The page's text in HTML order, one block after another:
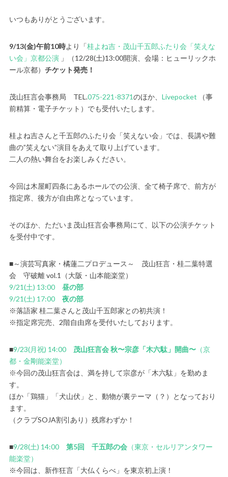
いつもありがとうございます。
9/13(金)午前10時より「桂よね吉・茂山千五郎ふたり会「笑えな
い会」京都公演 」（12/28(土)13:00開演、会場：ヒューリックホ
ール京都） チケット発売！
茂山狂言会事務局 TEL.075-221-8371のほか、 Livepocket （事
前精算・電子チケット）でも受付いたします。
桂よね吉さんと千五郎のふたり会「笑えない会」では、長講や難
曲の”笑えない”演目をあえて取り上げています。
二人の熱い舞台をお楽しみください。
今回は木屋町四条にあるホールでの公演、全て椅子席で、前方が
指定席、後方が自由席となっています。
そのほか、ただいま茂山狂言会事務局にて、以下の公演チケット
を受付中です。
■～演芸写真家・橘蓮二プロデュース～ 茂山狂言・桂二葉特選
会 守破離 vol.1（大阪・山本能楽堂）
9/21(土) 13:00 昼の部
9/21(土) 17:00 夜の部
※落語家 桂二葉さんと茂山千五郎家との初共演！
※指定席完売、2階自由席を受付いたしております。
■9/23(月祝) 14:00 茂山狂言会 秋〜宗彦「木六駄」開曲〜（京
都・金剛能楽堂）
※今回の茂山狂言会は、満を持して宗彦が「木六駄」を勤めま
す。
ほか「鶏猫」「犬山伏」と、動物が裏テーマ（？）となっており
ます。
（クラブSOJA割引あり）残席わずか！
■9/28(土) 14:00 第5回 千五郎の会（東京・セルリアンタワー
能楽堂）
※今回は、新作狂言「大仏くらべ」を東京初上演！